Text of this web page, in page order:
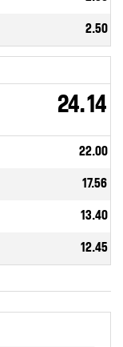
2.50
24.14
22.00
17.56
13.40
12.45